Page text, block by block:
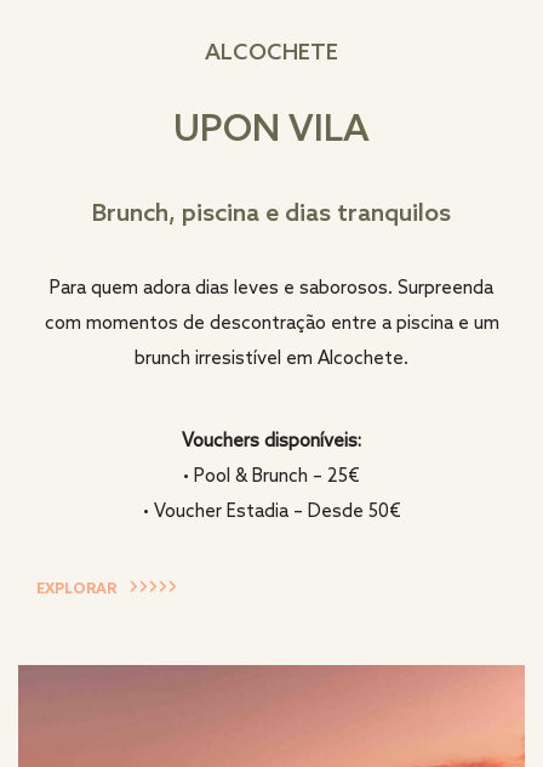
ALCOCHETE
UPON VILA
Brunch, piscina e dias tranquilos
Para quem adora dias leves e saborosos. Surpreenda
com momentos de descontração entre a piscina e um
brunch irresistível em Alcochete.
Vouchers disponíveis:
• Pool & Brunch – 25€
• Voucher Estadia – Desde 50€
EXPLORAR